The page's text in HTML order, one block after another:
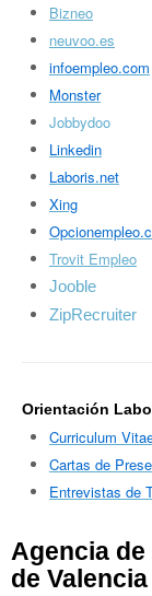
Bizneo
neuvoo.es
infoempleo.com
Monster
Jobbydoo
Linkedin
Laboris.net
Xing
Trovit Empleo
Jooble
ZipRecruiter
Orientación
Curriculum
Cartas de
Entrevistas de
Agencia
de